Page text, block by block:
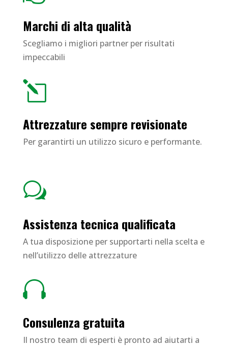
Marchi di alta qualità
Scegliamo i migliori partner per risultati
impeccabili
l
Attrezzature sempre revisionate
Per garantirti un utilizzo sicuro e performante.
w
Assistenza tecnica qualificata
A tua disposizione per supportarti nella scelta e
nell’utilizzo delle attrezzature

Consulenza gratuita
Il nostro team di esperti è pronto ad aiutarti a